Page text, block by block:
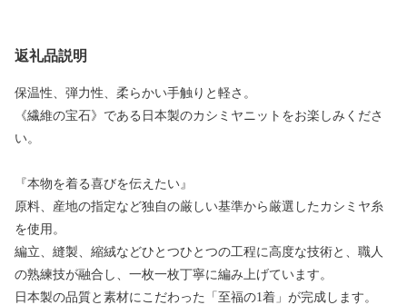
返礼品説明
保温性、弾力性、柔らかい手触りと軽さ。
《繊維の宝石》である日本製のカシミヤニットをお楽しみくださ
い。
『本物を着る喜びを伝えたい』
原料、産地の指定など独自の厳しい基準から厳選したカシミヤ糸
を使用。
編立、縫製、縮絨などひとつひとつの工程に高度な技術と、職人
の熟練技が融合し、一枚一枚丁寧に編み上げています。
日本製の品質と素材にこだわった「至福の1着」が完成します。